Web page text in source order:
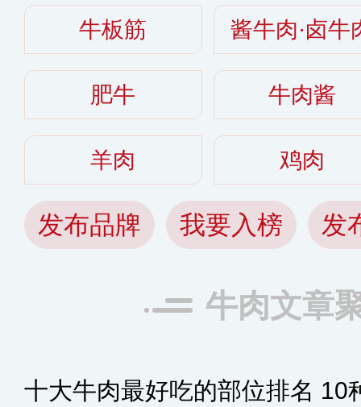
牛板筋 酱牛肉·卤牛
肥牛 牛肉酱
羊肉 鸡肉
发布品牌 我要入榜 发
牛肉文章
十大牛肉最好吃的部位排名 10